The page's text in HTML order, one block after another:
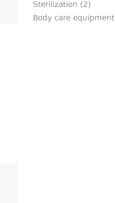
Sterilization (2)
Body care equipment